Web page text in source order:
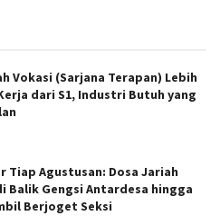
Vokasi (Sarjana Terapan) Lebih
dari S1, Industri Butuh yang
Tiap Agustusan: Dosa Jariah
Balik Gengsi Antardesa hingga
Berjoget Seksi